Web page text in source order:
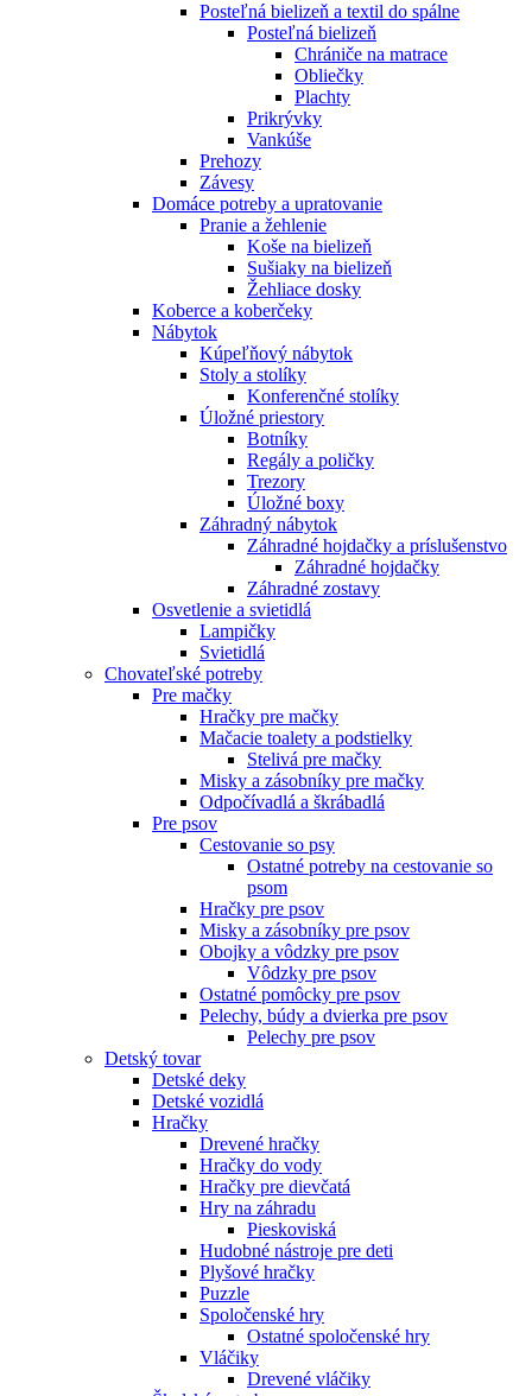
Posteľná bielizeň a textil do spálne
Posteľná bielizeň
Chrániče na matrace
Obliečky
Plachty
Prikrývky
Vankúše
Prehozy
Závesy
Domáce potreby a upratovanie
Pranie a žehlenie
Koše na bielizeň
Sušiaky na bielizeň
Žehliace dosky
Koberce a koberčeky
Nábytok
Kúpeľňový nábytok
Stoly a stolíky
Konferenčné stolíky
Úložné priestory
Botníky
Regály a poličky
Trezory
Úložné boxy
Záhradný nábytok
Záhradné hojdačky a príslušenstvo
Záhradné hojdačky
Záhradné zostavy
Osvetlenie a svietidlá
Lampičky
Svietidlá
Chovateľské potreby
Pre mačky
Hračky pre mačky
Mačacie toalety a podstielky
Stelivá pre mačky
Misky a zásobníky pre mačky
Odpočívadlá a škrábadlá
Pre psov
Cestovanie so psy
Ostatné potreby na cestovanie so
psom
Hračky pre psov
Misky a zásobníky pre psov
Obojky a vôdzky pre psov
Vôdzky pre psov
Ostatné pomôcky pre psov
Pelechy, búdy a dvierka pre psov
Pelechy pre psov
Detský tovar
Detské deky
Detské vozidlá
Hračky
Drevené hračky
Hračky do vody
Hračky pre dievčatá
Hry na záhradu
Pieskoviská
Hudobné nástroje pre deti
Plyšové hračky
Puzzle
Spoločenské hry
Ostatné spoločenské hry
Vláčiky
Drevené vláčiky